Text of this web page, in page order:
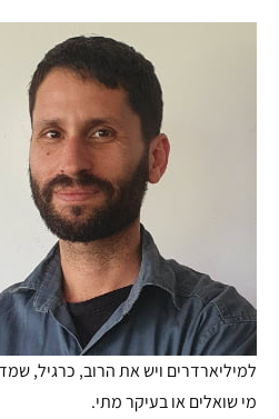
למיליארדרים ויש את הרוב, כרגיל,
מי שואלים או בעיקר מתי.